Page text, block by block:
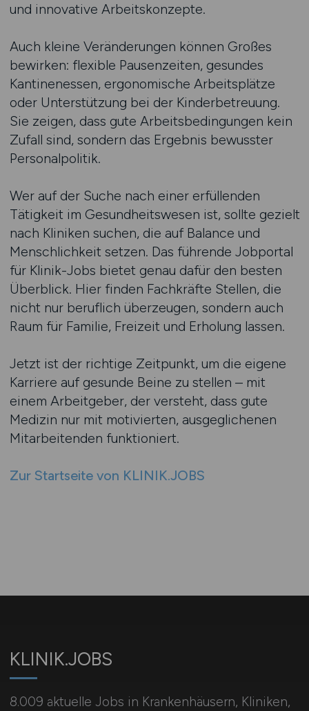
und innovative Arbeitskonzepte.
Auch kleine Veränderungen können Großes
bewirken: flexible Pausenzeiten, gesundes
Kantinenessen, ergonomische Arbeitsplätze
oder Unterstützung bei der Kinderbetreuung.
Sie zeigen, dass gute Arbeitsbedingungen kein
Zufall sind, sondern das Ergebnis bewusster
Personalpolitik.
Wer auf der Suche nach einer erfüllenden
Tätigkeit im Gesundheitswesen ist, sollte gezielt
nach Kliniken suchen, die auf Balance und
Menschlichkeit setzen. Das führende Jobportal
für Klinik-Jobs bietet genau dafür den besten
Überblick. Hier finden Fachkräfte Stellen, die
nicht nur beruflich überzeugen, sondern auch
Raum für Familie, Freizeit und Erholung lassen.
Jetzt ist der richtige Zeitpunkt, um die eigene
Karriere auf gesunde Beine zu stellen – mit
einem Arbeitgeber, der versteht, dass gute
Medizin nur mit motivierten, ausgeglichenen
Mitarbeitenden funktioniert.
Zur Startseite von KLINIK.JOBS
KLINIK.JOBS
8.009 aktuelle Jobs in Krankenhäusern, Kliniken,